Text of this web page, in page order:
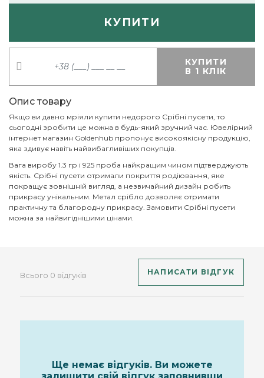
КУПИТИ
КУПИТИ
В 1 КЛІК
Опис товару
Якщо ви давно мріяли купити недорого Срібні пусети, то
сьогодні зробити це можна в будь-який зручний час. Ювелірний
інтернет магазин Goldenhub пропонує високоякісну продукцію,
яка здивує навіть найвибагливіших покупців.
Вага виробу 1.3 гр і 925 проба найкращим чином підтверджують
якість. Срібні пусети отримали покриття родіювання, яке
покращує зовнішній вигляд, а незвичайний дизайн робить
прикрасу унікальним. Метал срібло дозволяє отримати
практичну та благородну прикрасу. Замовити Срібні пусети
можна за найвигіднішими цінами.
Всього 0 відгуків НАПИСАТИ ВІДГУК
Ще немає відгуків. Ви можете